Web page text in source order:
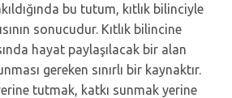
bu tutum, kıtlık bilinciyle
sonucudur. Kıtlık bilincine
hayat paylaşılacak bir alan
gereken sınırlı bir kaynaktır.
tutmak, katkı sunmak yerine